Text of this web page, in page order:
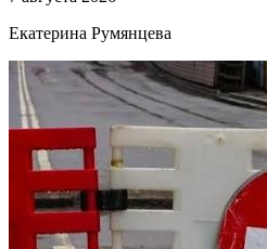
Екатерина Румянцева